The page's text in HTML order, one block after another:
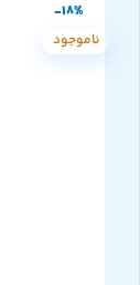
-18%
ناموجود